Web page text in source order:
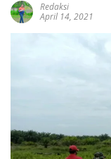
Redaksi
April 14, 2021